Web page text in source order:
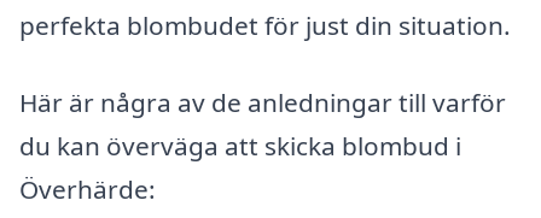
perfekta blombudet för just din situation.
Här är några av de anledningar till varför
du kan överväga att skicka blombud i
Överhärde: